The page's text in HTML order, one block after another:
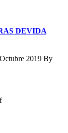
DEVIDA
2019 By